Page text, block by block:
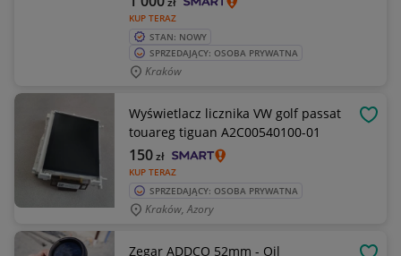
KUP TERAZ
STAN: NOWY
SPRZEDAJĄCY: OSOBA PRYWATNA
Kraków
Wyświetlacz licznika VW golf passat
touareg tiguan A2C00540100-01
KUP TERAZ
150zł
SPRZEDAJĄCY: OSOBA PRYWATNA
Kraków, Azory
Zegar ADDCO 52mm - Oil